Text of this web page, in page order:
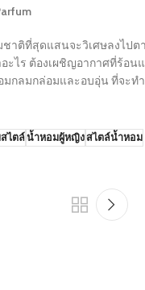
ติที่สุดแสนจะวิเศษลงไป
ไร ต้องเผชิญอากาศที่ร้อ
กลมกล่อมและอบอุ่น ที่จะ
ไตล์น้ำหอมผู้หญิงสไตล์น้ำหอม